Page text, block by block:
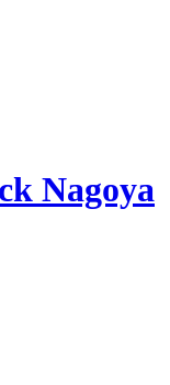
Nagoya